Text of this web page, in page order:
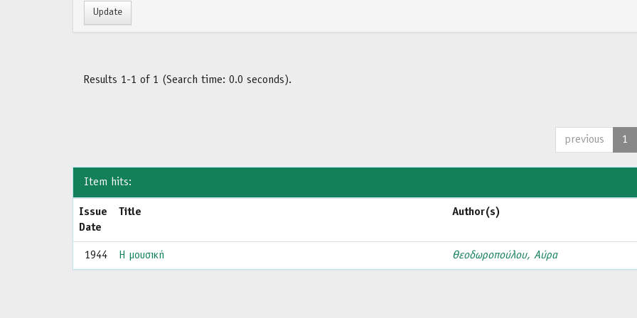
Results 1-1 of 1 (Search time: 0.0 seconds).
previous 1
Item hits:
Issue
Date
Title Author(s)
1944 Η μουσική Θεοδωροπούλου, Αύρα